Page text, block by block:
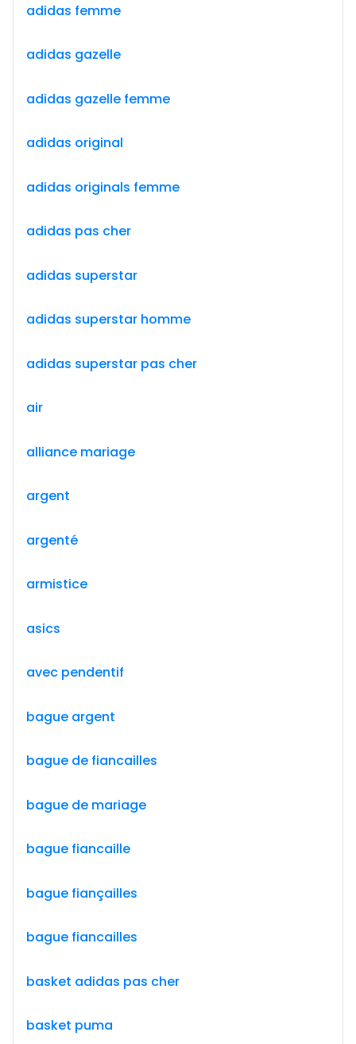
adidas femme
adidas gazelle
adidas gazelle femme
adidas original
adidas originals femme
adidas pas cher
adidas superstar
adidas superstar homme
adidas superstar pas cher
air
alliance mariage
argent
argenté
armistice
asics
avec pendentif
bague argent
bague de fiancailles
bague de mariage
bague fiancaille
bague fiançailles
bague fiancailles
basket adidas pas cher
basket puma